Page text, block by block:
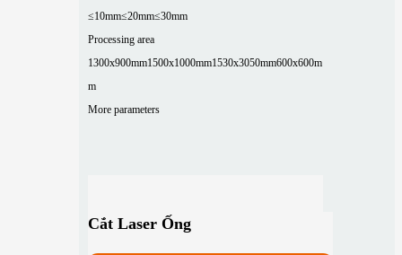
≤10mm≤20mm≤30mm
Processing area
1300x900mm1500x1000mm1530x3050mm600x600m
m
More parameters
Cắt Laser Ống